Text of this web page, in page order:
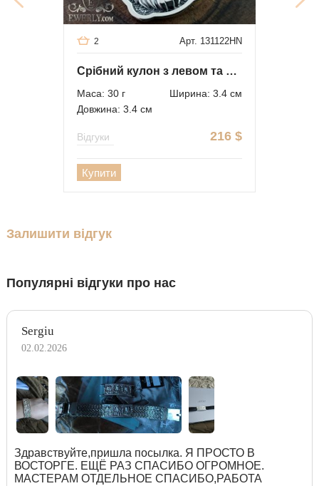
Арт. 131122HN
2
Срібний кулон з левом та якорем
Маса: 30 г
Ширина: 3.4 см
Довжина: 3.4 см
216 $
Відгуки
Купити
Залишити відгук
Популярні відгуки про нас
Sergiu
02.02.2026
Здравствуйте,пришла посылка. Я ПРОСТО В
ВОСТОРГЕ. ЕЩЁ РАЗ СПАСИБО ОГРОМНОЕ.
МАСТЕРАМ ОТДЕЛЬНОЕ СПАСИБО,РАБОТА